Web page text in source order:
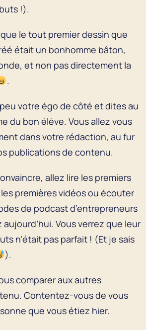
!).
le tout premier dessin que
était un bonhomme bâton,
et non pas directement la
.
votre égo de côté et dites au
du bon élève. Vous allez vous
dans votre rédaction, au fur
publications de contenu.
allez lire les premiers
premières vidéos ou écouter
de podcast d’entrepreneurs
Vous verrez que leur
n’était pas parfait ! (Et je sais
).
comparer aux autres
Contentez-vous de vous
que vous étiez hier.